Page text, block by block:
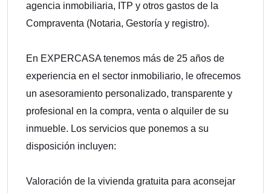
agencia inmobiliaria, ITP y otros gastos de la
Compraventa (Notaria, Gestoría y registro).
En EXPERCASA tenemos más de 25 años de
experiencia en el sector inmobiliario, le ofrecemos
un asesoramiento personalizado, transparente y
profesional en la compra, venta o alquiler de su
inmueble. Los servicios que ponemos a su
disposición incluyen:
Valoración de la vivienda gratuita para aconsejar